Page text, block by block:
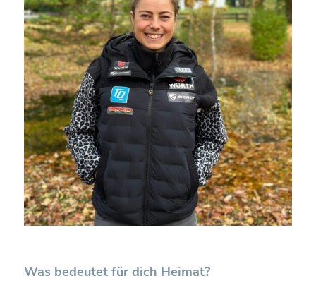
Was bedeutet für dich Heimat?